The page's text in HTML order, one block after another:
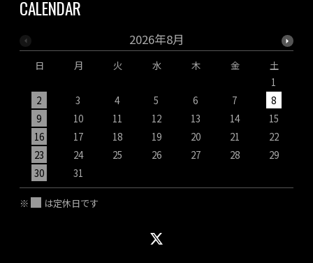
CALENDAR
2026年8月
日 月 火 水 木 金
土
1
2
3 4 5 6 7
8
9
10 11 12 13 14
15
16
17 18 19 20 21
22
23
24 25 26 27 28
29
30
31
※ は定休日です